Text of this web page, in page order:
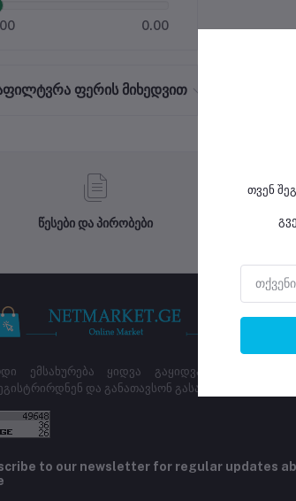
0.00
ფერის მიხედვით
წესები და პირობები
ემსახურება ყიდვა გაყიდვას, მაღაზიებს
და განათავსონ გასაყიდად
to our newsletter for regular updates
თვენ